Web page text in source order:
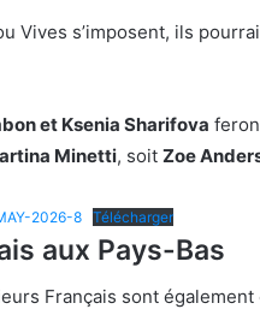
Vives s’imposent, ils
et Ksenia Sharifova
Minetti, soit Zoe
2026-8 Télécharger
aux Pays-Bas
Français sont également